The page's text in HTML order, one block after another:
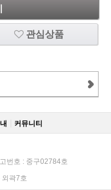
관심상품
커뮤니티
번호 : 중구02784호
곽7호